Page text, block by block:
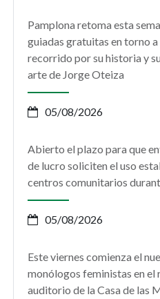
Pamplona retoma esta
guiadas gratuitas en torno a
recorrido por su historia y
arte de Jorge Oteiza
05/08/2026
Abierto el plazo para que
de lucro soliciten el uso
centros comunitarios
05/08/2026
Este viernes comienza el
monólogos feministas en el
auditorio de la Casa de las